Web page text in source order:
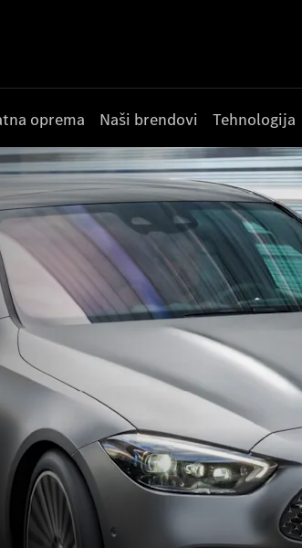
oprema Naši brendovi Tehnologija